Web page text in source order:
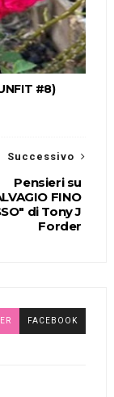
#8)
Successivo
Pensieri su
FINO
di Tony J
Forder
FACEBOOK